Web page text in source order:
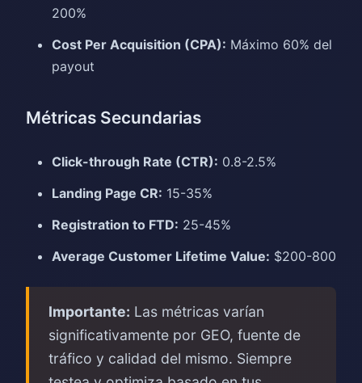
200%
Cost Per Acquisition (CPA): Máximo 60% del
payout
Métricas Secundarias
Click-through Rate (CTR): 0.8-2.5%
Landing Page CR: 15-35%
Registration to FTD: 25-45%
Average Customer Lifetime Value: $200-800
Importante: Las métricas varían
significativamente por GEO, fuente de
tráfico y calidad del mismo. Siempre